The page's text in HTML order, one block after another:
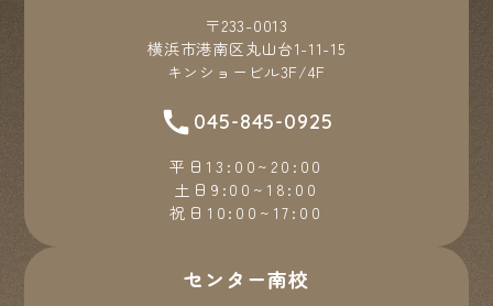
〒233-0013
横浜市港南区丸山台1-11-15
キンショービル3F/4F
045-845-0925
平日13:00~20:00
土日9:00~18:00
祝日10:00~17:00
センター南校